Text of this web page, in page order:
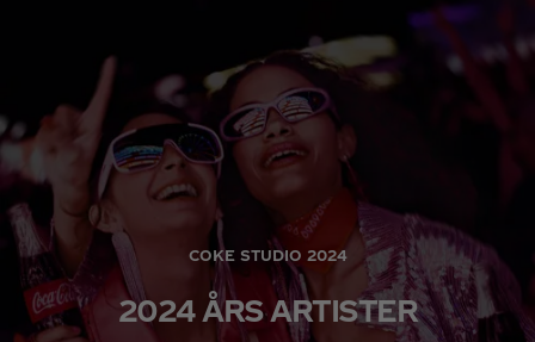
COKE STUDIO 2024
2024 ÅRS ARTISTER